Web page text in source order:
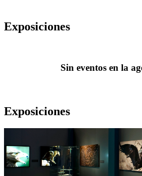
Exposiciones
Sin eventos en la
Exposiciones